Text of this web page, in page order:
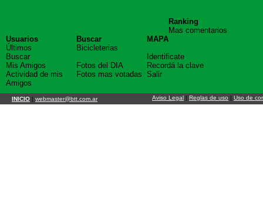
Ranking
Mas comentarios
Usuarios
Últimos
Buscar
Mis Amigos
Actividad de mis
Amigos
Buscar
Bicicleterias
Fotos del DIA
Fotos mas votadas
MAPA
Identificate
Recordá la clave
Salir
INICIO | webmaster@btt.com.ar Aviso Legal | Reglas de uso | Uso de